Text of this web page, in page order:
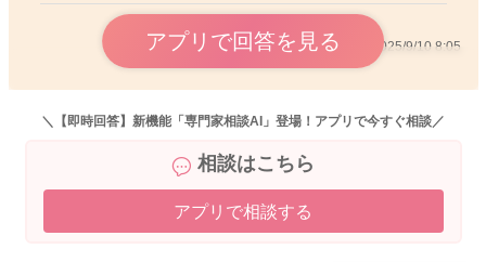
アプリで回答を見る 2025/9/10 8:05
＼【即時回答】新機能「専門家相談AI」登場！アプリで今すぐ相談／
相談はこちら
アプリで相談する